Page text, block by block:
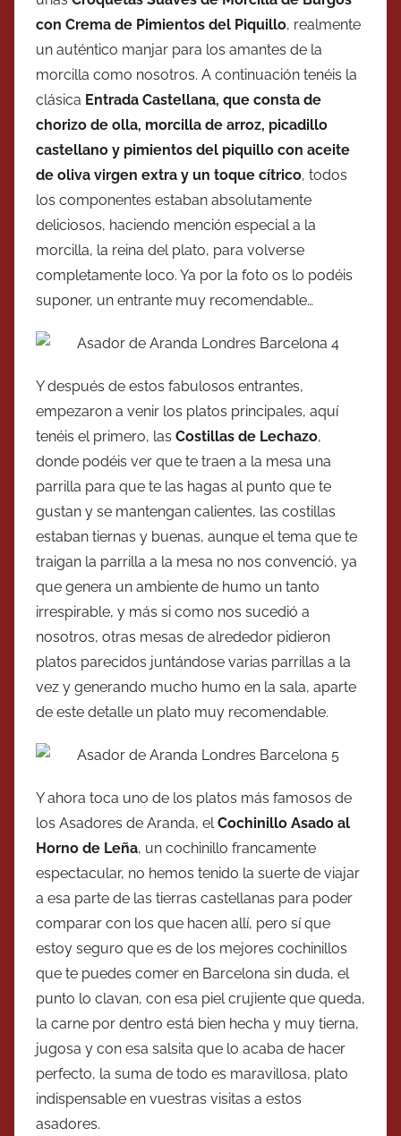
con Crema de Pimientos del Piquillo, realmente
un auténtico manjar para los amantes de la
morcilla como nosotros. A continuación tenéis la
clásica Entrada Castellana, que consta de
chorizo de olla, morcilla de arroz, picadillo
castellano y pimientos del piquillo con aceite
de oliva virgen extra y un toque cítrico, todos
los componentes estaban absolutamente
deliciosos, haciendo mención especial a la
morcilla, la reina del plato, para volverse
completamente loco. Ya por la foto os lo podéis
suponer, un entrante muy recomendable…
Y después de estos fabulosos entrantes,
empezaron a venir los platos principales, aquí
tenéis el primero, las Costillas de Lechazo,
donde podéis ver que te traen a la mesa una
parrilla para que te las hagas al punto que te
gustan y se mantengan calientes, las costillas
estaban tiernas y buenas, aunque el tema que te
traigan la parrilla a la mesa no nos convenció, ya
que genera un ambiente de humo un tanto
irrespirable, y más si como nos sucedió a
nosotros, otras mesas de alrededor pidieron
platos parecidos juntándose varias parrillas a la
vez y generando mucho humo en la sala, aparte
de este detalle un plato muy recomendable.
Y ahora toca uno de los platos más famosos de
los Asadores de Aranda, elCochinillo Asado al
Horno de Leña, un cochinillo francamente
espectacular, no hemos tenido la suerte de viajar
a esa parte de las tierras castellanas para poder
comparar con los que hacen allí, pero sí que
estoy seguro que es de los mejores cochinillos
que te puedes comer en Barcelona sin duda, el
punto lo clavan, con esa piel crujiente que queda,
la carne por dentro está bien hecha y muy tierna,
jugosa y con esa salsita que lo acaba de hacer
perfecto, la suma de todo es maravillosa, plato
indispensable en vuestras visitas a estos
asadores.